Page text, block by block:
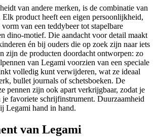
van andere merken, is de combinatie van
product heeft een eigen persoonlijkheid,
van een teddybeer tot stapelbare
dino-motief. Die aandacht voor detail maakt
én bij ouders die op zoek zijn naar iets
zijn de producten doordacht ontworpen: zo
van Legami voorzien van een speciale
volledig kunt verwijderen, wat ze ideaal
bullet journals of schetsboeken. De
pennen zijn ook apart verkrijgbaar, zodat je
favoriete schrijfinstrument. Duurzaamheid
Legami hand in hand.
van Legami